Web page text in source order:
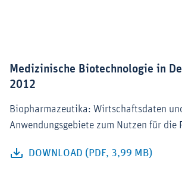
Medizinische Biotechnologie in
2012
Biopharmazeutika: Wirtschaftsdaten
Anwendungsgebiete zum Nutzen für die
DOWNLOAD (PDF, 3,99 MB)